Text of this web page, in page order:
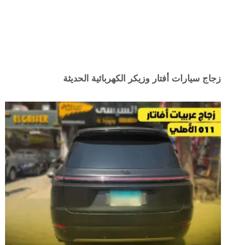
زجاج سيارات أفتار وزيكر الكهربائية الحديثة